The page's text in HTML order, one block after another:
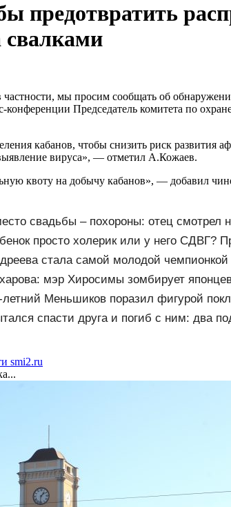
предотвратить
свалками
частности, мы просим сообщать об
Председатель комитета по
кабанов, чтобы снизить риск развития
вируса», — отметил А.Кожаев.
квоту на добычу кабанов», — добавил
свадьбы – похороны: отец
слезы
просто холерик или у него СДВГ?
стала самой молодой чемпионкой
мэр Хиросимы зомбирует
летний Меньшиков поразил фигурой
спасти друга и погиб с ним: два
smi2.ru